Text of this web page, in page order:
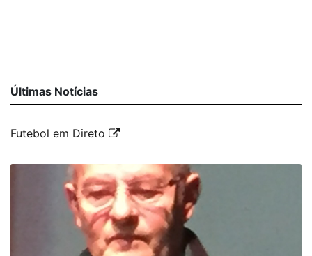
Últimas Notícias
Futebol em Direto